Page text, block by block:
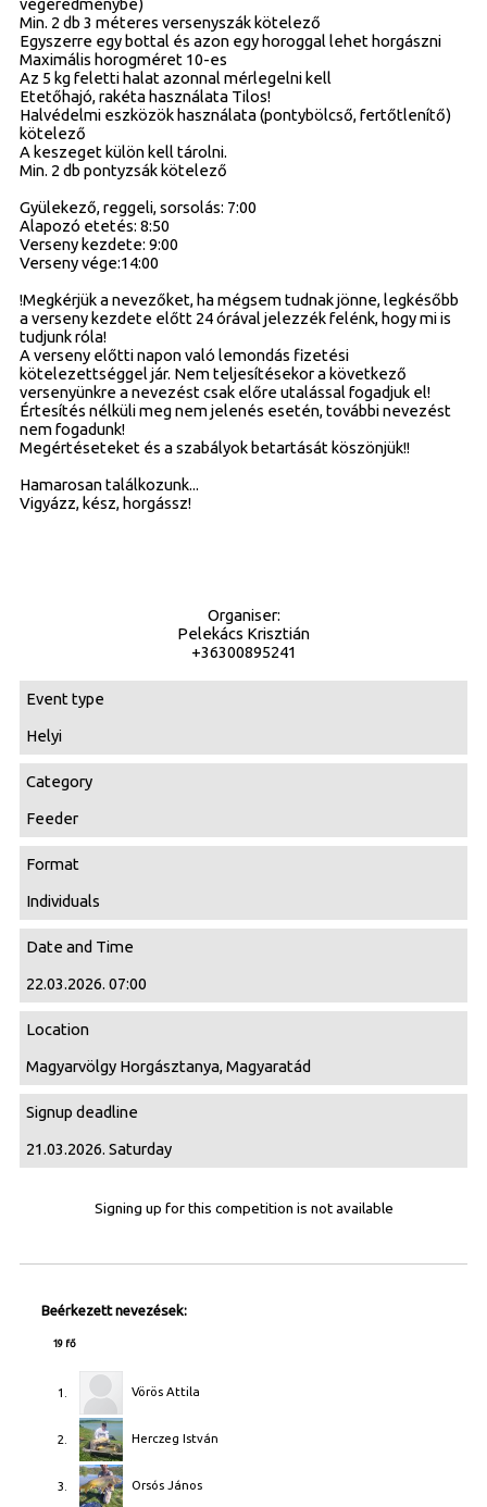
végeredménybe)
Min. 2 db 3 méteres versenyszák kötelező
Egyszerre egy bottal és azon egy horoggal lehet horgászni
Maximális horogméret 10-es
Az 5 kg feletti halat azonnal mérlegelni kell
Etetőhajó, rakéta használata Tilos!
Halvédelmi eszközök használata (pontybölcső, fertőtlenítő)
kötelező
A keszeget külön kell tárolni.
Min. 2 db pontyzsák kötelező
Gyülekező, reggeli, sorsolás: 7:00
Alapozó etetés: 8:50
Verseny kezdete: 9:00
Verseny vége:14:00
!Megkérjük a nevezőket, ha mégsem tudnak jönne, legkésőbb
a verseny kezdete előtt 24 órával jelezzék felénk, hogy mi is
tudjunk róla!
A verseny előtti napon való lemondás fizetési
kötelezettséggel jár. Nem teljesítésekor a következő
versenyünkre a nevezést csak előre utalással fogadjuk el!
Értesítés nélküli meg nem jelenés esetén, további nevezést
nem fogadunk!
Megértéseteket és a szabályok betartását köszönjük!!
Hamarosan találkozunk...
Vigyázz, kész, horgássz!
Organiser:
Pelekács Krisztián
+36300895241
Event type
Helyi
Category
Feeder
Format
Individuals
Date and Time
22.03.2026. 07:00
Location
Magyarvölgy Horgásztanya, Magyaratád
Signup deadline
21.03.2026. Saturday
Signing up for this competition is not available
Beérkezett nevezések:
19 fő
1. Vörös Attila
2. Herczeg István
3. Orsós János